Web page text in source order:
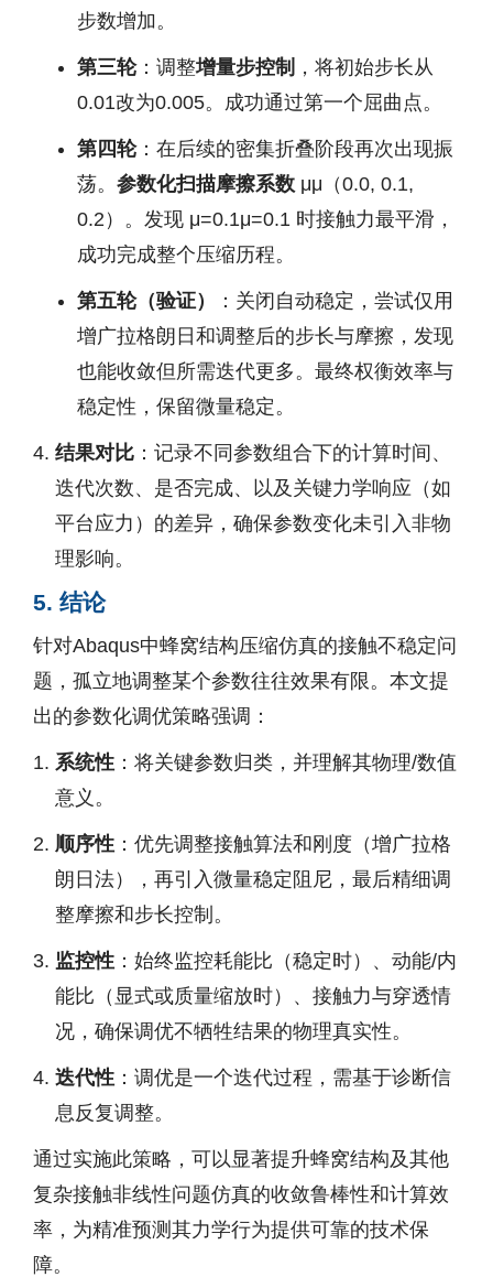
步数增加。
第三轮：调整增量步控制 ，将初始步长从
0.01改为0.005。成功通过第一个屈曲点。
第四轮：在后续的密集折叠阶段再次出现振
荡。 参数化扫描摩擦系数 μμ （0.0, 0.1,
0.2）。发现 μ=0.1μ=0.1 时接触力最平滑，
成功完成整个压缩历程。
第五轮（验证）
：关闭自动稳定，尝试仅用
增广拉格朗日和调整后的步长与摩擦，发现
也能收敛但所需迭代更多。最终权衡效率与
稳定性，保留微量稳定。
结果对比 ：记录不同参数组合下的计算时间、
迭代次数、是否完成、以及关键力学响应（如
平台应力）的差异，确保参数变化未引入非物
理影响。
5. 结论
针对Abaqus中蜂窝结构压缩仿真的接触不稳定问
题，孤立地调整某个参数往往效果有限。本文提
出的参数化调优策略强调：
系统性 ：将关键参数归类，并理解其物理/数值
意义。
顺序性 ：优先调整接触算法和刚度（增广拉格
朗日法），再引入微量稳定阻尼，最后精细调
整摩擦和步长控制。
监控性 ：始终监控耗能比（稳定时）、动能/内
能比（显式或质量缩放时）、接触力与穿透情
况，确保调优不牺牲结果的物理真实性。
迭代性 ：调优是一个迭代过程，需基于诊断信
息反复调整。
通过实施此策略，可以显著提升蜂窝结构及其他
复杂接触非线性问题仿真的收敛鲁棒性和计算效
率，为精准预测其力学行为提供可靠的技术保
障。